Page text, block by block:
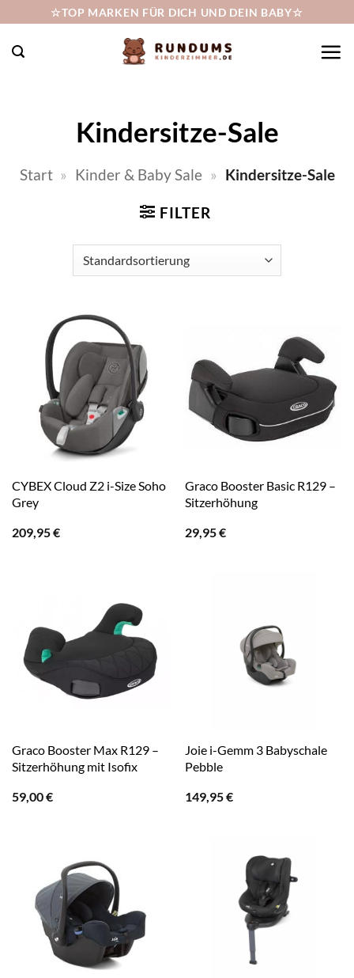
springen
☆TOP MARKEN FÜR DICH UND DEIN BABY☆
Kindersitze-Sale
Start » Kinder & Baby Sale » Kindersitze-Sale
FILTER
CYBEX Cloud Z2 i-Size Soho
Grey
209,95€
Graco Booster Basic R129 –
Sitzerhöhung
29,95€
Graco Booster Max R129 –
Sitzerhöhung mit Isofix
59,00€
Joie i-Gemm 3 Babyschale
Pebble
149,95€